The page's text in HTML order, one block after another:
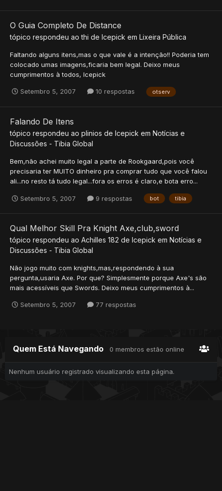
O Guia Completo De Distance
tópico respondeu aothi de Icepick em Lixeira Pública
Faltando alguns itens,mas o que vale é a intenção!! Poderia tem
colocado umas imagens,ficaria bem legal. Deixo meus
cumprimentos à todos, Icepick
Setembro 5, 2007 10 respostas otserv
Falando De Itens
tópico respondeu ao plinios de Icepick em Notícias e
Discussões - Tibia Global
Bem,não achei muito legal a parte de Rookgaard,pois você
precisaria ter MUITO dinheiro pra comprar tudo que você falou
ali...no resto tá tudo legal...fora os erros é claro,e bota erro...
Setembro 5, 2007 9 respostas bot tibia
Qual Melhor Skill Pra Knight Axe,club,sword
tópico respondeu ao Achilles 182 de Icepick em Notícias e
Discussões - Tibia Global
Não jogo muito com knights,mas,respondendo à sua
pergunta,usaria Axe. Por que? Simplesmente porque Axe's são
mais acessíveis que Swords. Deixo meus cumprimentos à...
Setembro 5, 2007 77 respostas
Quem Está Navegando 0 membros estão online
Nenhum usuário registrado visualizando esta página.